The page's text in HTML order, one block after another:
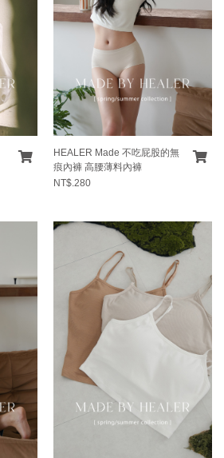
HEALER Made 不吃屁股的無
痕內褲 高腰薄料內褲
NT$.280